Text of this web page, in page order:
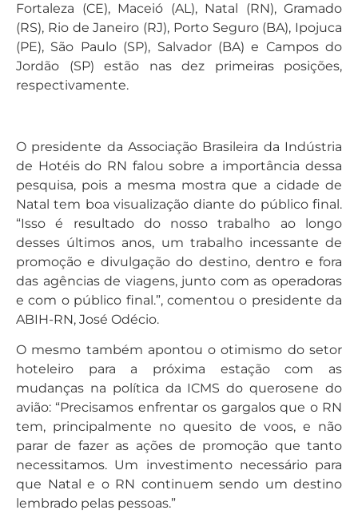
Fortaleza (CE), Maceió (AL), Natal (RN), Gramado
(RS), Rio de Janeiro (RJ), Porto Seguro (BA), Ipojuca
(PE), São Paulo (SP), Salvador (BA) e Campos do
Jordão (SP) estão nas dez primeiras posições,
respectivamente.
O presidente da Associação Brasileira da Indústria
de Hotéis do RN falou sobre a importância dessa
pesquisa, pois a mesma mostra que a cidade de
Natal tem boa visualização diante do público final.
“Isso é resultado do nosso trabalho ao longo
desses últimos anos, um trabalho incessante de
promoção e divulgação do destino, dentro e fora
das agências de viagens, junto com as operadoras
e com o público final.”, comentou o presidente da
ABIH-RN, José Odécio.
O mesmo também apontou o otimismo do setor
hoteleiro para a próxima estação com as
mudanças na política da ICMS do querosene do
avião: “Precisamos enfrentar os gargalos que o RN
tem, principalmente no quesito de voos, e não
parar de fazer as ações de promoção que tanto
necessitamos. Um investimento necessário para
que Natal e o RN continuem sendo um destino
lembrado pelas pessoas.”